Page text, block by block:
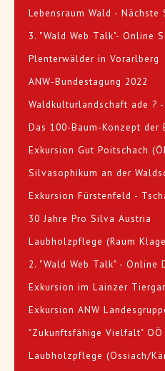
Lebensraum Wald - Nächste
3. "Wald Web Talk"- Online
Plenterwälder in Vorarlberg
ANW-Bundestagung 2022
Waldkulturlandschaft ade ?
Das 100-Baum-Konzept der
Exkursion Gut Poitschach
Silvasophikum an der
Exkursion Fürstenfeld -
30 Jahre Pro Silva Austria
Laubholzpflege (Raum
2. "Wald Web Talk" - Online
Exkursion im Lainzer
Exkursion ANW
"Zukunftsfähige Vielfalt" OÖ
Laubholzpflege (Ossiach/